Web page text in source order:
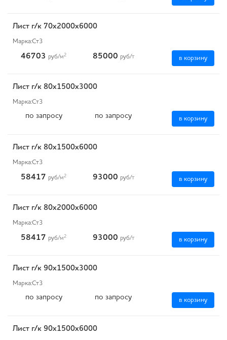
Лист г/к 70х2000х6000
Марка:Ст3
46703 руб/м2 85000 руб/т в корзину
Лист г/к 80х1500х3000
Марка:Ст3
по запросу по запросу в корзину
Лист г/к 80х1500х6000
Марка:Ст3
58417 руб/м2 93000 руб/т в корзину
Лист г/к 80х2000х6000
Марка:Ст3
58417 руб/м2 93000 руб/т в корзину
Лист г/к 90х1500х3000
Марка:Ст3
по запросу по запросу в корзину
Лист г/к 90х1500х6000